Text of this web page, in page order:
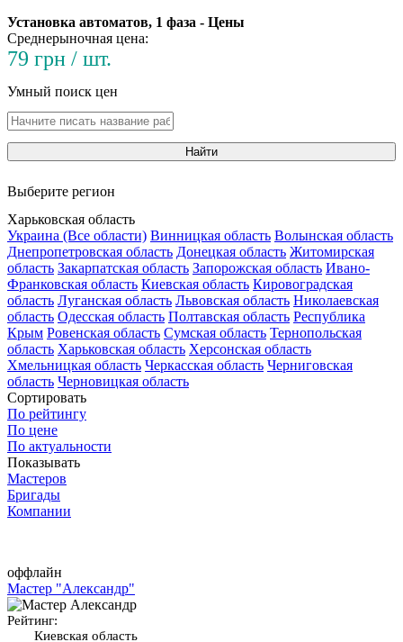
Установка автоматов, 1 фаза - Цены
Среднерыночная цена:
79 грн / шт.
Умный поиск цен
Найти
Выберите регион
Харьковская область
Украина (Все области) Винницкая область Волынская область
Днепропетровская область Донецкая область Житомирская
область Закарпатская область Запорожская область Ивано-
Франковская область Киевская область Кировоградская
область Луганская область Львовская область Николаевская
область Одесская область Полтавская область Республика
Крым Ровенская область Сумская область Тернопольская
область Харьковская область Херсонская область
Хмельницкая область Черкасская область Черниговская
область Черновицкая область
Сортировать
По рейтингу
По цене
По актуальности
Показывать
Мастеров
Бригады
Компании
оффлайн
Мастер "Александр"
Рейтинг:
Киевская область